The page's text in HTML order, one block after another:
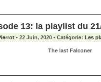
13: la playlist du
• 22 Juin, 2020 • Catégorie: Les
The last Falconer